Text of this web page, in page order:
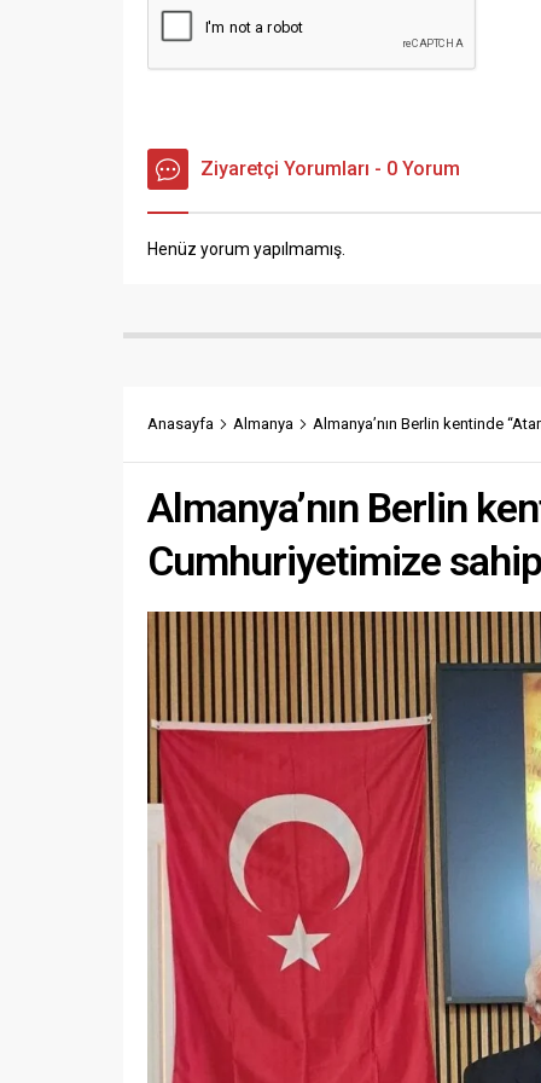
Ziyaretçi Yorumları - 0 Yorum
Henüz yorum yapılmamış.
Anasayfa Almanya Almanya’nın Berlin kentinde
Almanya’nın Berlin
Cumhuriyetimize